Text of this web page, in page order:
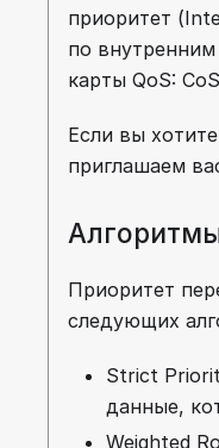
приоритет
по
карты QoS:
Если вы
приглашаем
Приоритет
следующих
Strict
данные,
Weighted